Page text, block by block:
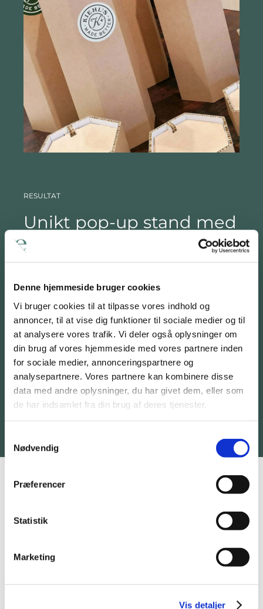
Denne hjemmeside bruger cookies
Vi bruger cookies til at tilpasse vores indhold og
annoncer, til at vise dig funktioner til sociale medier og til
at analysere vores trafik. Vi deler også oplysninger om
din brug af vores hjemmeside med vores partnere inden
for sociale medier, annonceringspartnere og
analysepartnere. Vores partnere kan kombinere disse
data med andre oplysninger, du har givet dem, eller som
de har indsamlet fra din brug af deres tjenester.
Nødvendig
Præferencer
Statistik
Marketing
Vis detaljer
RESULTAT
Unikt pop-up stand med
effektfulde resultater
Manager blev resultatet en unik pop-up stand
som både i form, kommunikation og visuelt
udtryk taler sit helt eget recycle-sprog og
tiltrækker nye kunder.
Kiehl’s pop-up stand i Magasin øgede
omsætningen med hele 43% – samtidig blev der
indsamlet plastic til genanvendelse til gavn for
miljøet.